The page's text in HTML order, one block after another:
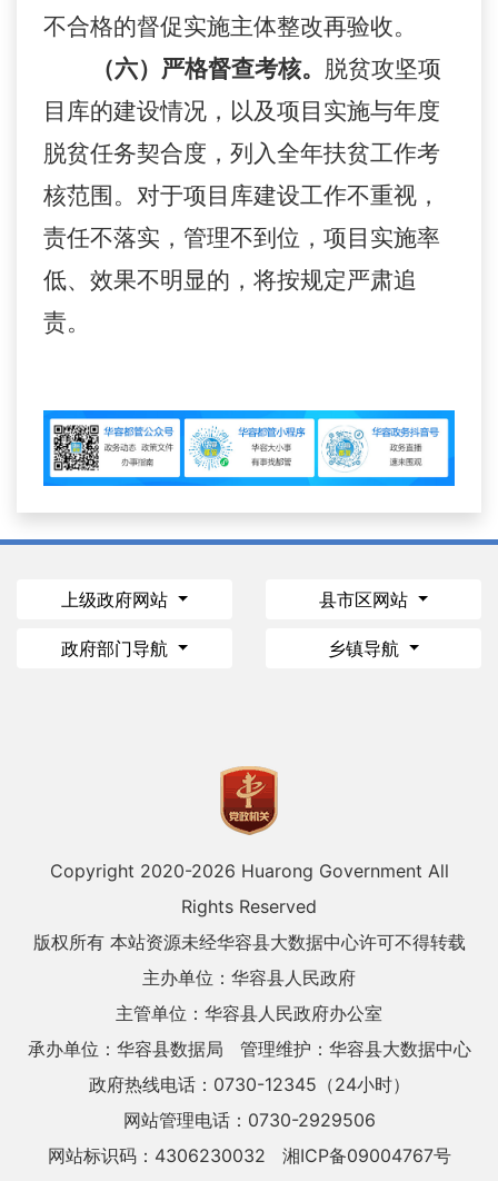
不合格的督促实施主体整改再验收。
（六）严格督查考核。 脱贫攻坚项
目库的建设情况，以及项目实施与年度
脱贫任务契合度，列入全年扶贫工作考
核范围。对于项目库建设工作不重视，
责任不落实，管理不到位，项目实施率
低、效果不明显的，将按规定严肃追
责。
上级政府网站 县市区网站
政府部门导航 乡镇导航
Copyright 2020-2026 Huarong Government All
Rights Reserved
版权所有 本站资源未经华容县大数据中心许可不得转载
主办单位：华容县人民政府
主管单位：华容县人民政府办公室
承办单位：华容县数据局
管理维护：华容县大数据中心
政府热线电话：0730-12345（24小时）
网站管理电话：0730-2929506
网站标识码：4306230032
湘ICP备09004767号